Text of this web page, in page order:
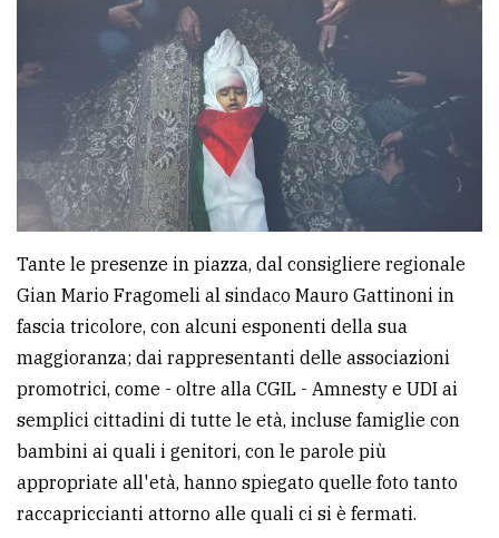
Tante le presenze in piazza, dal consigliere regionale
Gian Mario Fragomeli al sindaco Mauro Gattinoni in
fascia tricolore, con alcuni esponenti della sua
maggioranza; dai rappresentanti delle associazioni
promotrici, come - oltre alla CGIL - Amnesty e UDI ai
semplici cittadini di tutte le età, incluse famiglie con
bambini ai quali i genitori, con le parole più
appropriate all'età, hanno spiegato quelle foto tanto
raccapriccianti attorno alle quali ci si è fermati.